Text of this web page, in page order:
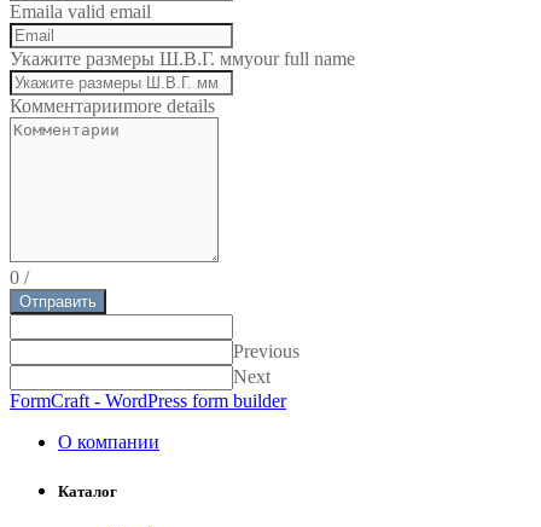
Emaila valid email
Укажите размеры Ш.В.Г. ммyour full name
Комментарииmore details
0 /
Отправить
Previous
Next
FormCraft - WordPress form builder
О компании
Каталог